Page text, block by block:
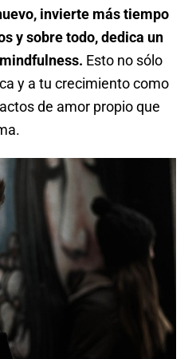
invierte más tiempo
y sobre todo, dedica un
Esto no sólo
y a tu crecimiento como
de amor propio que